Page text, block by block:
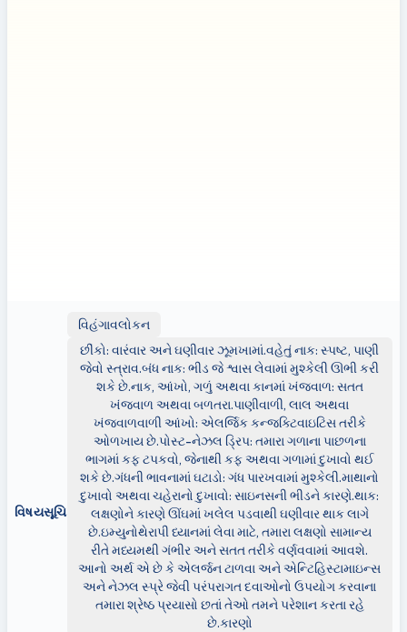
વિષયસૂચિ
વિહંગાવલોકન
છીંકો: વારંવાર અને ઘણીવાર ઝૂમખામાં.વહેતું નાક: સ્પષ્ટ, પાણી
જેવો સ્ત્રાવ.બંધ નાક: ભીડ જે શ્વાસ લેવામાં મુશ્કેલી ઊભી કરી
શકે છે.નાક, આંખો, ગળું અથવા કાનમાં ખંજવાળ: સતત
ખંજવાળ અથવા બળતરા.પાણીવાળી, લાલ અથવા
ખંજવાળવાળી આંખો: એલર્જિક કન્જક્ટિવાઇટિસ તરીકે
ઓળખાય છે.પોસ્ટ-નેઝલ ડ્રિપ: તમારા ગળાના પાછળના
ભાગમાં કફ ટપકવો, જેનાથી કફ અથવા ગળામાં દુખાવો થઈ
શકે છે.ગંધની ભાવનામાં ઘટાડો: ગંધ પારખવામાં મુશ્કેલી.માથાનો
દુખાવો અથવા ચહેરાનો દુખાવો: સાઇનસની ભીડને કારણે.થાક:
લક્ષણોને કારણે ઊંઘમાં ખલેલ પડવાથી ઘણીવાર થાક લાગે
છે.ઇમ્યુનોથેરાપી ધ્યાનમાં લેવા માટે, તમારા લક્ષણો સામાન્ય
રીતે મધ્યમથી ગંભીર અને સતત તરીકે વર્ણવવામાં આવશે.
આનો અર્થ એ છે કે એલર્જન ટાળવા અને એન્ટિહિસ્ટામાઇન્સ
અને નેઝલ સ્પ્રે જેવી પરંપરાગત દવાઓનો ઉપયોગ કરવાના
તમારા શ્રેષ્ઠ પ્રયાસો છતાં તેઓ તમને પરેશાન કરતા રહે
છે.કારણો